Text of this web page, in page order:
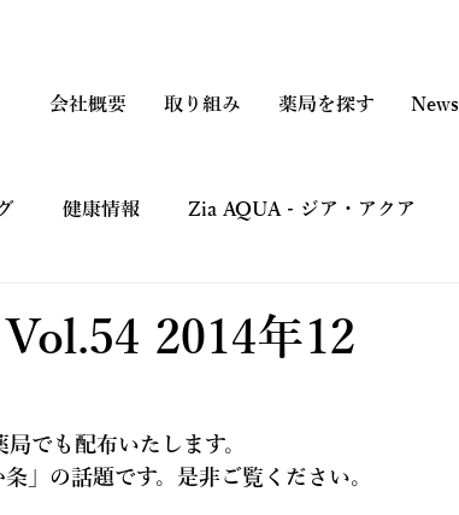
会社概要 取り組み 薬局を探す News
健康情報 Zia AQUA - ジア・アクア
2014年12
でも配布いたします。
」の話題です。是非ご覧ください。